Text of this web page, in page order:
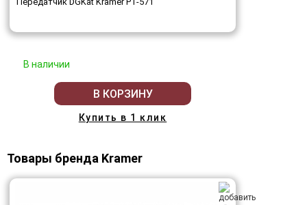
В наличии
В КОРЗИНУ
Купить в 1 клик
Товары бренда Kramer